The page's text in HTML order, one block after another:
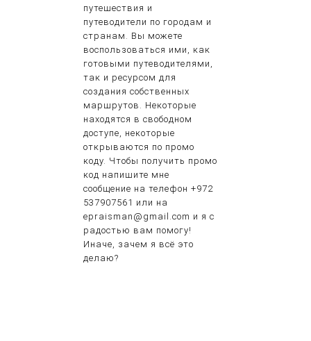
путешествия и
путеводители по городам и
странам. Вы можете
воспользоваться ими, как
готовыми путеводителями,
так и ресурсом для
создания собственных
маршрутов. Некоторые
находятся в свободном
доступе, некоторые
открываются по промо
коду. Чтобы получить промо
код напишите мне
сообщение на телефон +972
537907561 или на
epraisman@gmail.com и я с
радостью вам помогу!
Иначе, зачем я всё это
делаю?